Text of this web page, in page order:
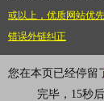
或以上，优质网站优先
错误外链纠正
您在本页已经停留
完毕，15秒